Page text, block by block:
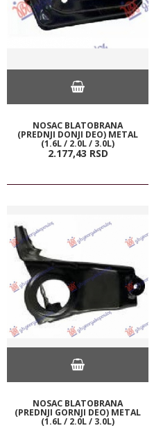
NOSAC BLATOBRANA
(PREDNJI DONJI DEO) METAL
(1.6L / 2.0L / 3.0L)
2.177,43 RSD
NOSAC BLATOBRANA
(PREDNJI GORNJI DEO) METAL
(1.6L / 2.0L / 3.0L)